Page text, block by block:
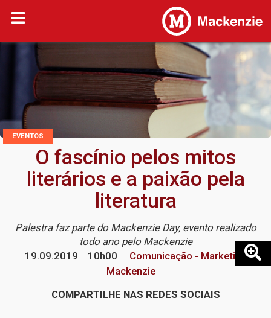
EVENTOS
O fascínio pelos mitos
literários e a paixão pela
literatura
Palestra faz parte do Mackenzie Day, evento realizado
todo ano pelo Mackenzie
19.09.2019
10h00
Comunicação - Marketing
Mackenzie
COMPARTILHE NAS REDES SOCIAIS